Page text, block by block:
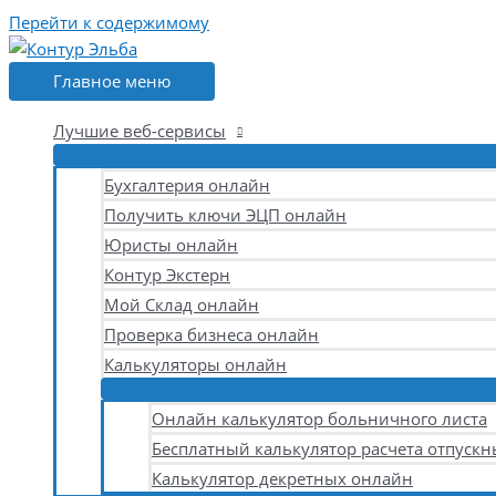
Перейти к содержимому
Главное меню
Лучшие веб-сервисы
Бухгалтерия онлайн
Получить ключи ЭЦП онлайн
Юристы онлайн
Контур Экстерн
Мой Склад онлайн
Проверка бизнеса онлайн
Калькуляторы онлайн
Онлайн калькулятор больничного листа
Бесплатный калькулятор расчета
Калькулятор декретных онлайн